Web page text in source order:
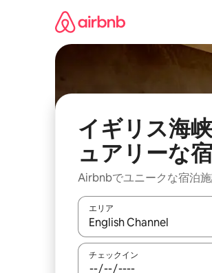
イギリス海
ュアリーな
Airbnbでユニークな宿泊
エリア
検索結果が表示されたら、
チェックイン